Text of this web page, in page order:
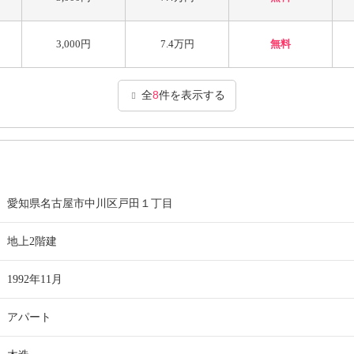
3,000円 7.4万円 無料
全8件を表示する
愛知県名古屋市中川区戸田１丁目
地上2階建
1992年11月
アパート